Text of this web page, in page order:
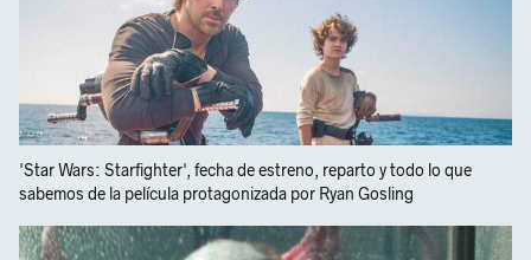
'Star Wars: Starfighter', fecha de estreno, reparto y todo lo que
sabemos de la película protagonizada por Ryan Gosling